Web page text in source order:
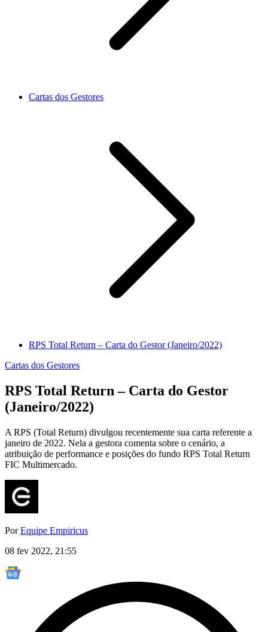
Cartas dos Gestores
RPS Total Return – Carta do Gestor (Janeiro/2022)
Cartas dos Gestores
RPS Total Return – Carta do Gestor
(Janeiro/2022)
A RPS (Total Return) divulgou recentemente sua carta referente a
janeiro de 2022. Nela a gestora comenta sobre o cenário, a
atribuição de performance e posições do fundo RPS Total Return
FIC Multimercado.
PorEquipe Empiricus
08 fev 2022, 21:55